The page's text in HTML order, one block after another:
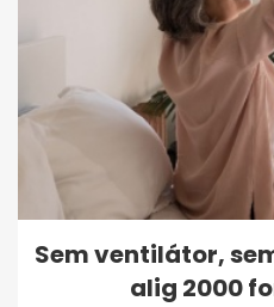
Sem ventilátor,
alig 2000